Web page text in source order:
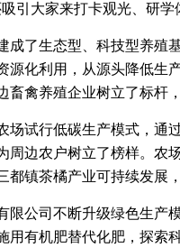
引大家来打卡观光、研学
成了生态型、科技型养殖
源化利用，从源头降低生
畜禽养殖企业树立了标杆
场试行低碳生产模式，通
周边农户树立了榜样。农
都镇茶橘产业可持续发展
限公司不断升级绿色生产
用有机肥替代化肥，探索